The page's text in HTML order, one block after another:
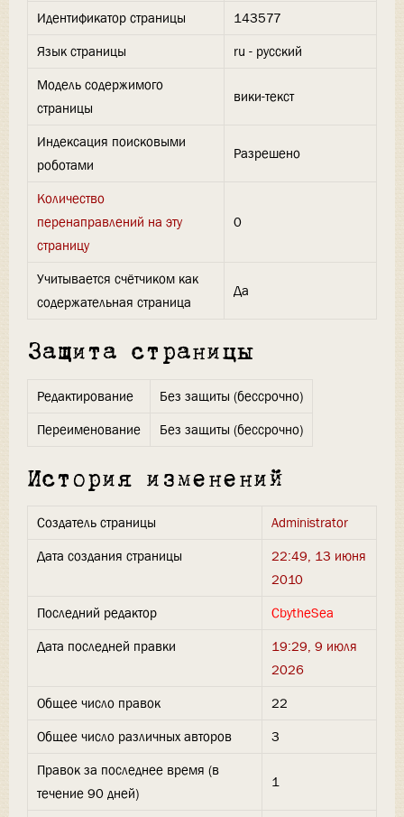
Идентификатор страницы
143577
Язык страницы
ru - русский
Модель содержимого
страницы
вики-текст
Индексация поисковыми
роботами
Разрешено
Количество
перенаправлений на эту
страницу
0
Учитывается счётчиком как
содержательная страница
Да
Защита страницы
Редактирование
Без защиты (бессрочно)
Переименование
Без защиты (бессрочно)
История изменений
Создатель страницы
Administrator
Дата создания страницы
22:49, 13 июня
2010
Последний редактор
CbytheSea
Дата последней правки
19:29, 9 июля
2026
Общее число правок
22
Общее число различных авторов
3
Правок за последнее время (в
течение 90 дней)
1